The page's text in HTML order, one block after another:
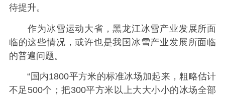
待提升。
作为冰雪运动大省，黑龙江冰雪产业发展所面
临的这些情况，或许也是我国冰雪产业发展所面临
的普遍问题。
“国内1800平方米的标准冰场加起来，粗略估计
不足500个；把300平方米以上大大小小的冰场全部